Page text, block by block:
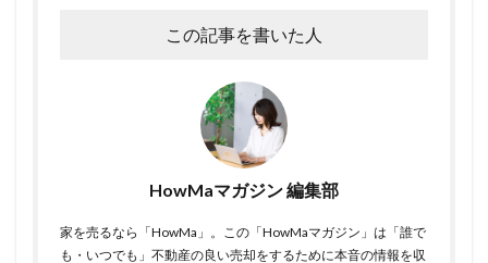
この記事を書いた人
HowMaマガジン 編集部
家を売るなら「HowMa」。この「HowMaマガジン」は「誰で
も・いつでも」不動産の良い売却をするために本音の情報を収